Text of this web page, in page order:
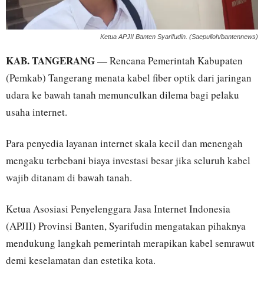
Ketua APJII Banten Syarifudin. (Saepulloh/bantennews)
KAB. TANGERANG— Rencana Pemerintah Kabupaten
(Pemkab) Tangerang menata kabel fiber optik dari jaringan
udara ke bawah tanah memunculkan dilema bagi pelaku
usaha internet.
Para penyedia layanan internet skala kecil dan menengah
mengaku terbebani biaya investasi besar jika seluruh kabel
wajib ditanam di bawah tanah.
Ketua Asosiasi Penyelenggara Jasa Internet Indonesia
(APJII) Provinsi Banten, Syarifudin mengatakan pihaknya
mendukung langkah pemerintah merapikan kabel semrawut
demi keselamatan dan estetika kota.